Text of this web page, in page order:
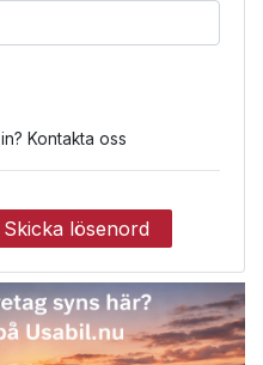
Kontakta oss
Skicka lösenord